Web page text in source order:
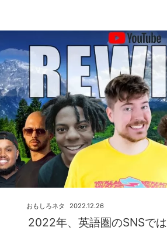
2022年、英語圏のSNSで
2022.12.26
おもしろネタ